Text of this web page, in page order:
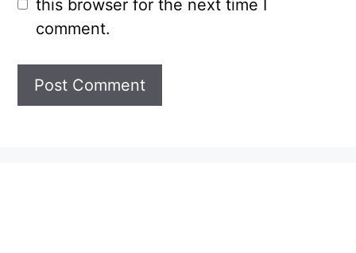
this browser for the next time I
comment.